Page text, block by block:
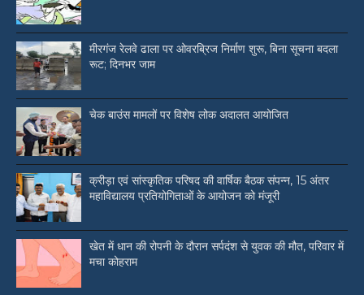
मीरगंज रेलवे ढाला पर ओवरब्रिज निर्माण शुरू, बिना सूचना बदला
रूट; दिनभर जाम
चेक बाउंस मामलों पर विशेष लोक अदालत आयोजित
क्रीड़ा एवं सांस्कृतिक परिषद की वार्षिक बैठक संपन्न, 15 अंतर
महाविद्यालय प्रतियोगिताओं के आयोजन को मंजूरी
खेत में धान की रोपनी के दौरान सर्पदंश से युवक की मौत, परिवार में
मचा कोहराम